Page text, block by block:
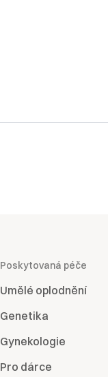
Poskytovaná péče
Umělé oplodnění
Genetika
Gynekologie
Pro dárce